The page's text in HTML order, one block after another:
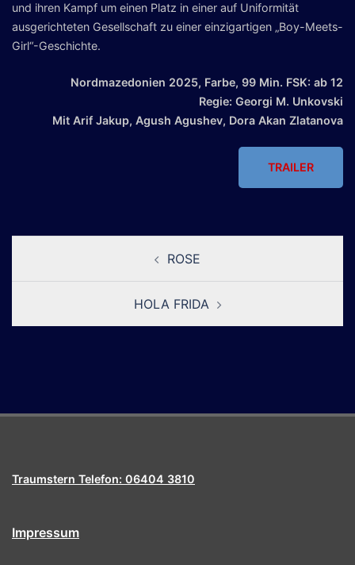
und ihren Kampf um einen Platz in einer auf Uniformität
ausgerichteten Gesellschaft zu einer einzigartigen „Boy-Meets-
Girl“-Geschichte.
Nordmazedonien 2025, Farbe, 99 Min. FSK: ab 12
Regie: Georgi M. Unkovski
Mit Arif Jakup, Agush Agushev, Dora Akan Zlatanova
TRAILER
ROSE
HOLA FRIDA
Traumstern Telefon: 06404 3810
Impressum